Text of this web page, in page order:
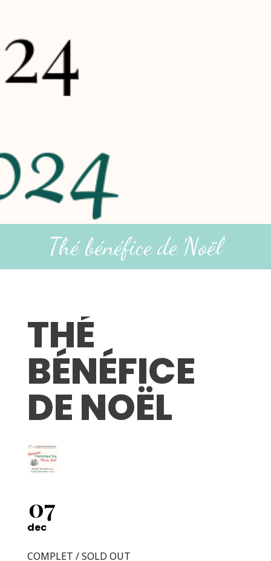
Thé bénéfice de Noël
THÉ
BÉNÉFICE
DE NOËL
07
dec
COMPLET / SOLD OUT